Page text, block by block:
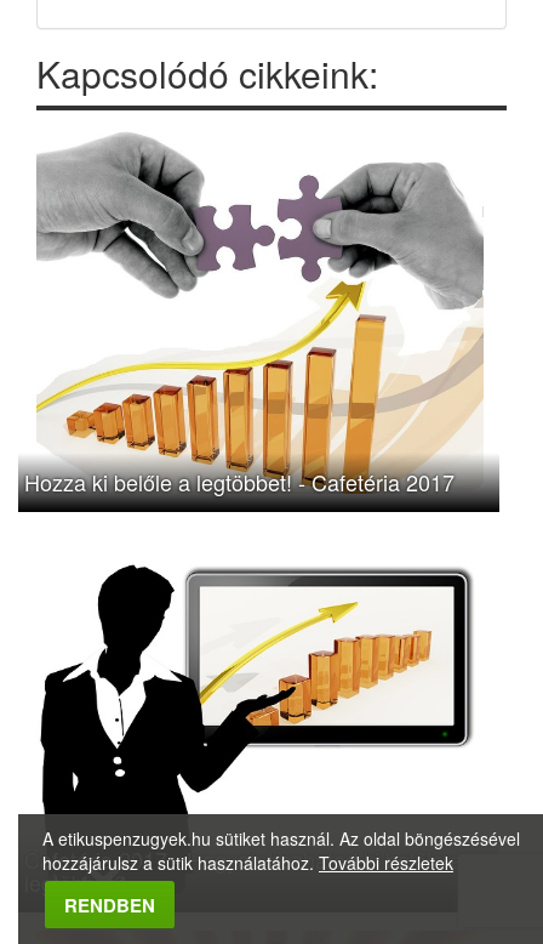
Kapcsolódó cikkeink:
Hozza ki belőle a legtöbbet! - Cafetéria 2017
Cafetéria 2017 - Hogyan hozhatod ki belőle a
legtöbbet?
A etikuspenzugyek.hu sütiket használ. Az oldal böngészésével
hozzájárulsz a sütik használatához. További részletek
RENDBEN